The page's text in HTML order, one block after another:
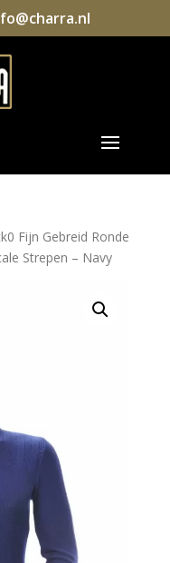
Fijn Gebreid Ronde
Strepen – Navy